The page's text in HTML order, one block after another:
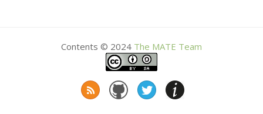
Contents © 2024 The MATE Team